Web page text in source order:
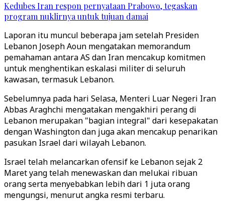
Kedubes Iran respon pernyataan Prabowo, tegaskan
program nuklirnya untuk tujuan damai
Laporan itu muncul beberapa jam setelah Presiden
Lebanon Joseph Aoun mengatakan memorandum
pemahaman antara AS dan Iran mencakup komitmen
untuk menghentikan eskalasi militer di seluruh
kawasan, termasuk Lebanon.
Sebelumnya pada hari Selasa, Menteri Luar Negeri Iran
Abbas Araghchi mengatakan mengakhiri perang di
Lebanon merupakan "bagian integral" dari kesepakatan
dengan Washington dan juga akan mencakup penarikan
pasukan Israel dari wilayah Lebanon.
Israel telah melancarkan ofensif ke Lebanon sejak 2
Maret yang telah menewaskan dan melukai ribuan
orang serta menyebabkan lebih dari 1 juta orang
mengungsi, menurut angka resmi terbaru.